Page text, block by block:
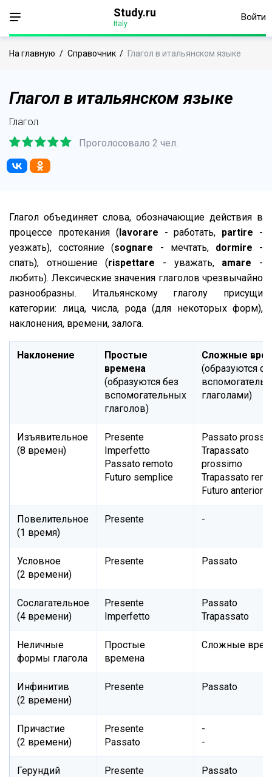
Study.ru
Italy
Войти
На главную / Справочник / Глагол в итальянском языке
Глагол в итальянском языке
Глагол
Проголосовало 2 чел.
Глагол объединяет слова, обозначающие действия в
процессе протекания (lavorare - работать, partire -
уезжать), состояние (sognare - мечтать, dormire -
спать), отношение (rispettare - уважать, amare -
любить). Лексические значения глаголов чрезвычайно
разнообразны. Итальянскому глаголу присущи
категории: лица, числа, рода (для некоторых форм),
наклонения, времени, залога.
Наклонение
Простые
времена
(образуются без
вспомогательных
глаголов)
Сложные
(образуются с
глаголами)
Изъявительное
(8 времен)
Presente
Imperfetto
Passato remoto
Futuro semplice
Passato
Trapassato
prossimo
Trapassato
Futuro anteriore
Повелительное
(1 время)
Presente -
Условное
(2 времени)
Presente Passato
Сослагательное
(4 времени)
Presente
Imperfetto
Passato
Trapassato
Неличные
формы глагола
Простые
времена
Сложные
Инфинитив
(2 времени)
Presente Passato
Причастие
(2 времени)
Presente
Passato
-
-
Герундий
Presente Passato